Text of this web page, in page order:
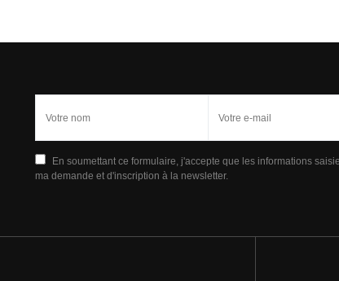
En soumettant ce formulaire, j'accepte que les informations
ma demande et d'inscription à la newsletter.